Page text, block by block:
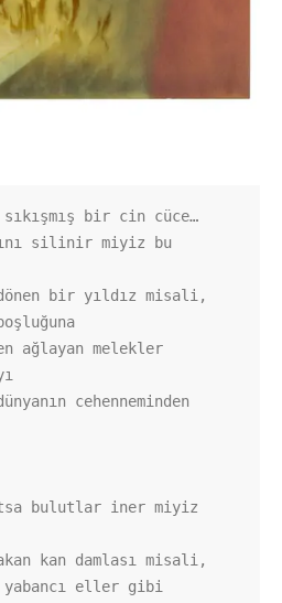
bir cin cüce…
silinir miyiz bu
dönen bir yıldız misali,
ağlayan melekler
cehenneminden
bulutlar iner miyiz
kan damlası misali,
yabancı eller gibi